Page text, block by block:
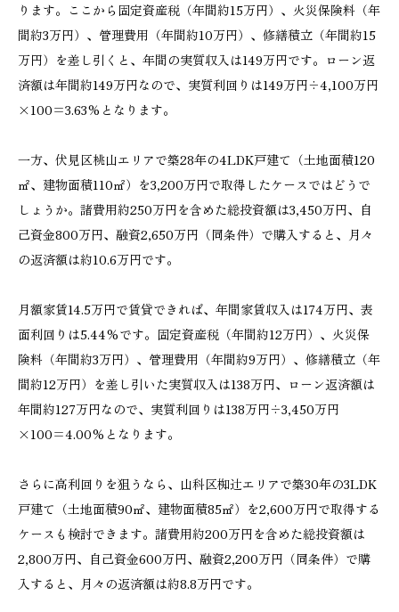
ります。ここから固定資産税（年間約15万円）、火災保険料（年
間約3万円）、管理費用（年間約10万円）、修繕積立（年間約15
万円）を差し引くと、年間の実質収入は149万円です。ローン返
済額は年間約149万円なので、実質利回りは149万円÷4,100万円
×100=3.63%となります。
一方、伏見区桃山エリアで築28年の4LDK戸建て（土地面積120
㎡、建物面積110㎡）を3,200万円で取得したケースではどうで
しょうか。諸費用約250万円を含めた総投資額は3,450万円、自
己資金800万円、融資2,650万円（同条件）で購入すると、月々
の返済額は約10.6万円です。
月額家賃14.5万円で賃貸できれば、年間家賃収入は174万円、表
面利回りは5.44%です。固定資産税（年間約12万円）、火災保
険料（年間約3万円）、管理費用（年間約9万円）、修繕積立（年
間約12万円）を差し引いた実質収入は138万円、ローン返済額は
年間約127万円なので、実質利回りは138万円÷3,450万円
×100=4.00%となります。
さらに高利回りを狙うなら、山科区椥辻エリアで築30年の3LDK
戸建て（土地面積90㎡、建物面積85㎡）を2,600万円で取得する
ケースも検討できます。諸費用約200万円を含めた総投資額は
2,800万円、自己資金600万円、融資2,200万円（同条件）で購
入すると、月々の返済額は約8.8万円です。